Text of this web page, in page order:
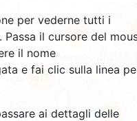
per vederne tutti i
il cursore del
il nome
e fai clic sulla linea
ai dettagli delle
516
617
12247